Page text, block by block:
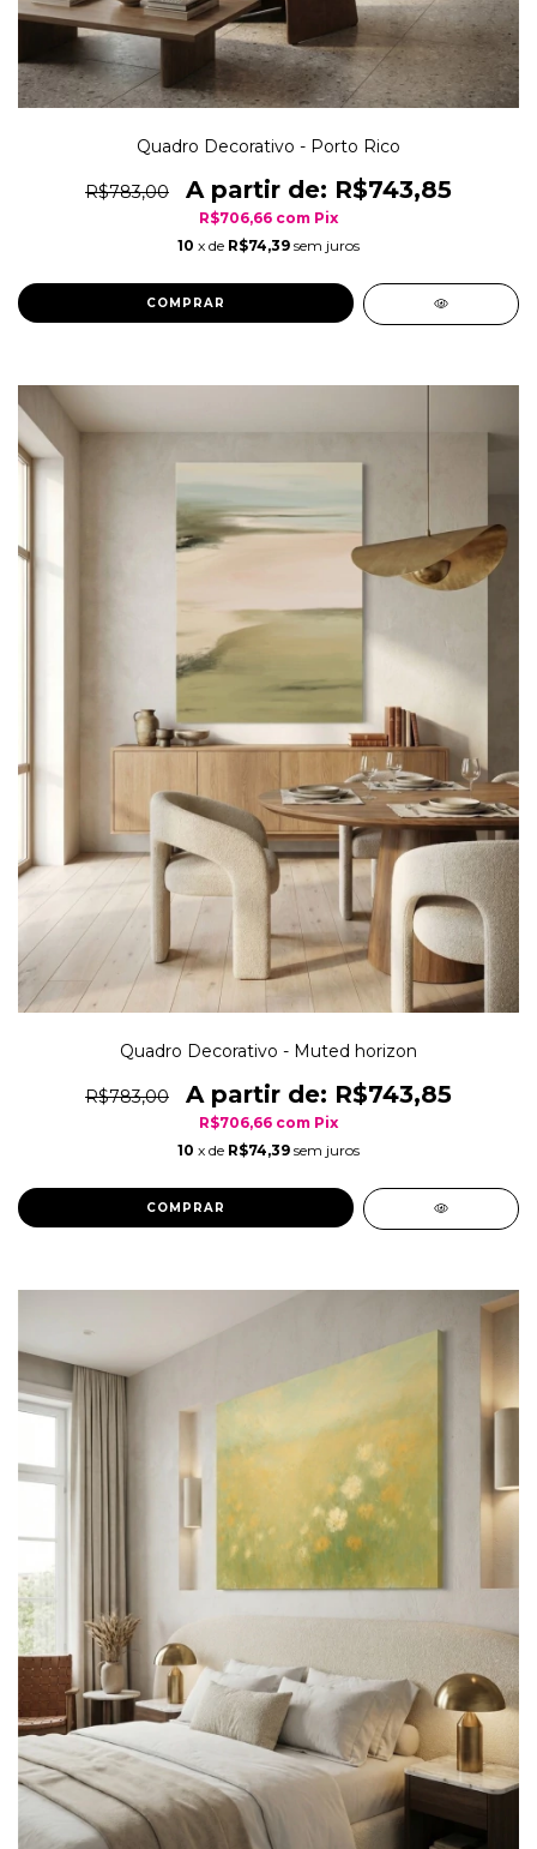
Quadro Decorativo - Porto Rico
R$783,00 R$743,85
R$706,66 com Pix
10 x de R$74,39 sem juros
COMPRAR
Quadro Decorativo - Muted horizon
R$783,00 R$743,85
R$706,66 com Pix
10 x de R$74,39 sem juros
COMPRAR